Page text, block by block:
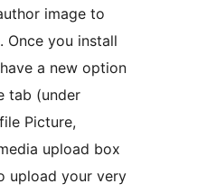
image to
Once you install
a new option
tab (under
Picture,
upload box
upload your very